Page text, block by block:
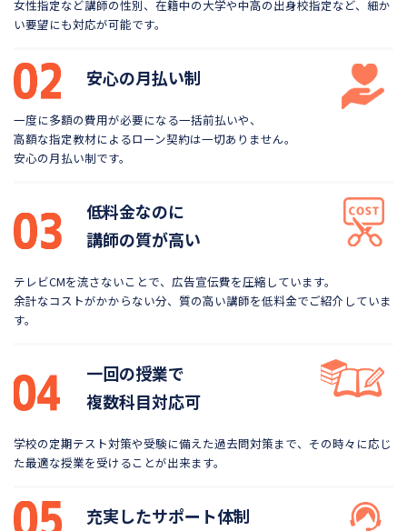
女性指定など講師の性別、在籍中の大学や中高の出身校指定など、細か
い要望にも対応が可能です。
安心の月払い制
一度に多額の費用が必要になる一括前払いや、
高額な指定教材によるローン契約は一切ありません。
安心の月払い制です。
低料金なのに
講師の質が高い
テレビCMを流さないことで、広告宣伝費を圧縮しています。
余計なコストがかからない分、質の高い講師を低料金でご紹介していま
す。
一回の授業で
複数科目対応可
学校の定期テスト対策や受験に備えた過去問対策まで、 その時々に応じ
た最適な授業を受けることが出来ます。
充実したサポート体制